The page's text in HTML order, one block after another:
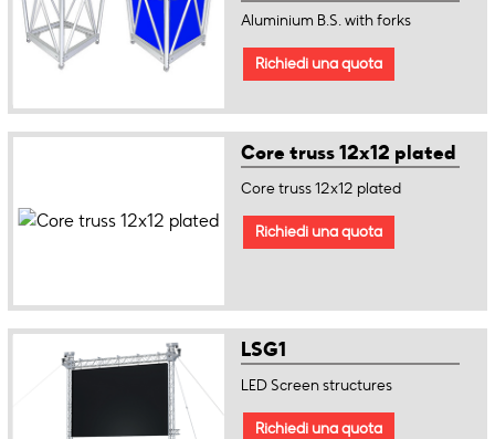
Aluminium B.S. with forks
Richiedi una quota
Core truss 12x12 plated
Core truss 12x12 plated
Richiedi una quota
LSG1
LED Screen structures
Richiedi una quota